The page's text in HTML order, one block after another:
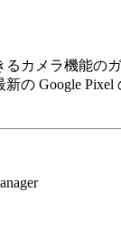
るカメラ機能の
の Google Pixel